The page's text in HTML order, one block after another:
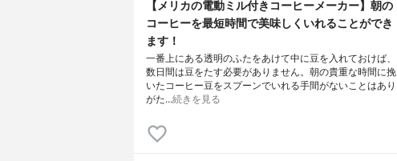
【メリカの電動ミル付きコーヒーメーカー】朝の
コーヒーを最短時間で美味しくいれることができ
ます！
一番上にある透明のふたをあけて中に豆を入れておけば、
数日間は豆をたす必要がありません。朝の貴重な時間に挽
いたコーヒー豆をスプーンでいれる手間がないことはあり
がた…続きを見る